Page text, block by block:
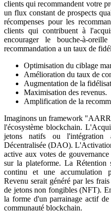
clients qui recommandent votre
un flux constant de prospects
récompenses pour les
clients qui contribuent à
encourager le bouche-à-
recommandation a un taux de
Optimisation du ciblage
Amélioration du taux de
Augmentation de la
Maximisation des revenus.
Amplification de la
Imaginons un framework
l'écosystème blockchain.
jetons natifs ou l'intégration
Décentralisée (DAO).
active aux votes de
sur la plateforme. La Rétention
continu et une accumulation
Revenu serait généré par les
de jetons non fongibles (NFT).
la forme d'un parrainage actif
communauté blockchain.